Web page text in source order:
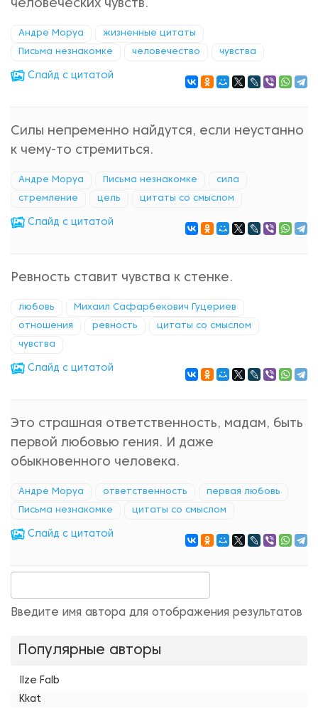
человеческих чувств.
Андре Моруа жизненные цитаты
Письма незнакомке человечество чувства
Cлайд с цитатой
Силы непременно найдутся, если неустанно
к чему-то стремиться.
Андре Моруа Письма незнакомке сила
стремление цель цитаты со смыслом
Cлайд с цитатой
Ревность ставит чувства к стенке.
любовь Михаил Сафарбекович Гуцериев
отношения ревность цитаты со смыслом
чувства
Cлайд с цитатой
Это страшная ответственность, мадам, быть
первой любовью гения. И даже
обыкновенного человека.
Андре Моруа ответственность первая любовь
Письма незнакомке цитаты со смыслом
Cлайд с цитатой
Введите имя автора для отображения результатов
Популярные авторы
Ilze Falb
Kkat